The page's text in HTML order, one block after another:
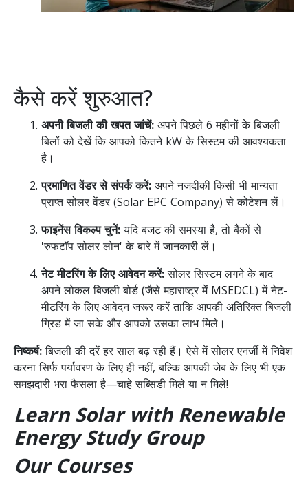
कैसे करें शुरुआत?
अपनी बिजली की खपत जांचें: अपने पिछले 6 महीनों के बिजली
बिलों को देखें कि आपको कितने kW के सिस्टम की आवश्यकता
है।
प्रमाणित वेंडर से संपर्क करें: अपने नजदीकी किसी भी मान्यता
प्राप्त सोलर वेंडर (Solar EPC Company) से कोटेशन लें।
फाइनेंस विकल्प चुनें:यदि बजट की समस्या है, तो बैंकों से
'रुफटॉप सोलर लोन' के बारे में जानकारी लें।
नेट मीटरिंग के लिए आवेदन करें:सोलर सिस्टम लगने के बाद
अपने लोकल बिजली बोर्ड (जैसे महाराष्ट्र में MSEDCL) में नेट-
मीटरिंग के लिए आवेदन जरूर करें ताकि आपकी अतिरिक्त बिजली
ग्रिड में जा सके और आपको उसका लाभ मिले।
निष्कर्ष:बिजली की दरें हर साल बढ़ रही हैं। ऐसे में सोलर एनर्जी में निवेश
करना सिर्फ पर्यावरण के लिए ही नहीं, बल्कि आपकी जेब के लिए भी एक
समझदारी भरा फैसला है—चाहे सब्सिडी मिले या न मिले!
Learn Solar with Renewable
Energy Study Group
Our Courses